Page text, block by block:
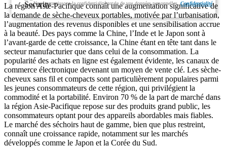
Nous garantissons la confidentialité totale de vos données personnelles.Confidentialité
La région Asie-Pacifique connaît une augmentation significative de
la demande de sèche-cheveux portables, motivée par l’urbanisation,
l’augmentation des revenus disponibles et une sensibilisation accrue
à la beauté. Des pays comme la Chine, l’Inde et le Japon sont à
l’avant-garde de cette croissance, la Chine étant en tête tant dans le
secteur manufacturier que dans celui de la consommation. La
popularité des achats en ligne est également évidente, les canaux de
commerce électronique devenant un moyen de vente clé. Les sèche-
cheveux sans fil et compacts sont particulièrement populaires parmi
les jeunes consommateurs de cette région, qui privilégient la
commodité et la portabilité. Environ 70 % de la part de marché dans
la région Asie-Pacifique repose sur des produits grand public, les
consommateurs optant pour des appareils abordables mais fiables.
Le marché des séchoirs haut de gamme, bien que plus restreint,
connaît une croissance rapide, notamment sur les marchés
développés comme le Japon et la Corée du Sud.